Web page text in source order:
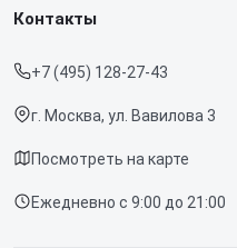
Срочный ремонт
Доставка и способы оплаты
Диагностика
Контакты
Тепловизионных монокуляров
Контакты
+7 (495) 128-27-43
г. Москва, ул. Вавилова 3
Посмотреть на карте
Ежедневно с 9:00 до 21:00